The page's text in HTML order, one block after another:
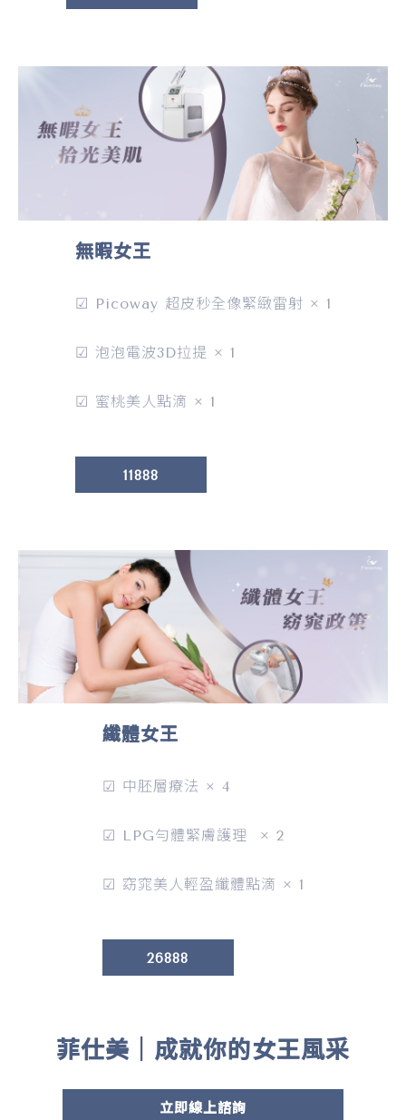
無暇女王
☑ Picoway 超皮秒全像緊緻雷射 × 1
☑ 泡泡電波3D拉提 × 1
☑ 蜜桃美人點滴 × 1
11888
纖體女王
☑ 中胚層療法 × 4
☑ LPG勻體緊膚護理 × 2
☑ 窈窕美人輕盈纖體點滴 × 1
26888
菲仕美｜成就你的女王風采
立即線上諮詢